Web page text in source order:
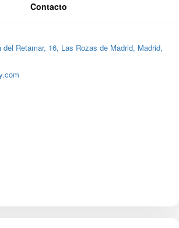
Contacto
Retamar, 16, Las Rozas de Madrid, Madrid,